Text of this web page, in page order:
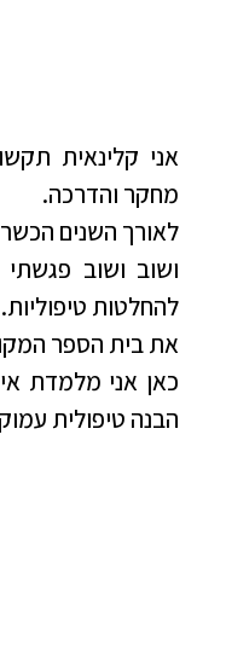
אני קלינאית
מחקר והדרכה.
לאורך השנים
ושוב ושוב
להחלטות טיפוליות.
את בית הספר
כאן אני מלמדת
הבנה טיפולית